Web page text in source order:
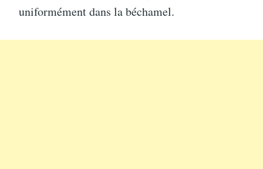
uniformément dans la béchamel.